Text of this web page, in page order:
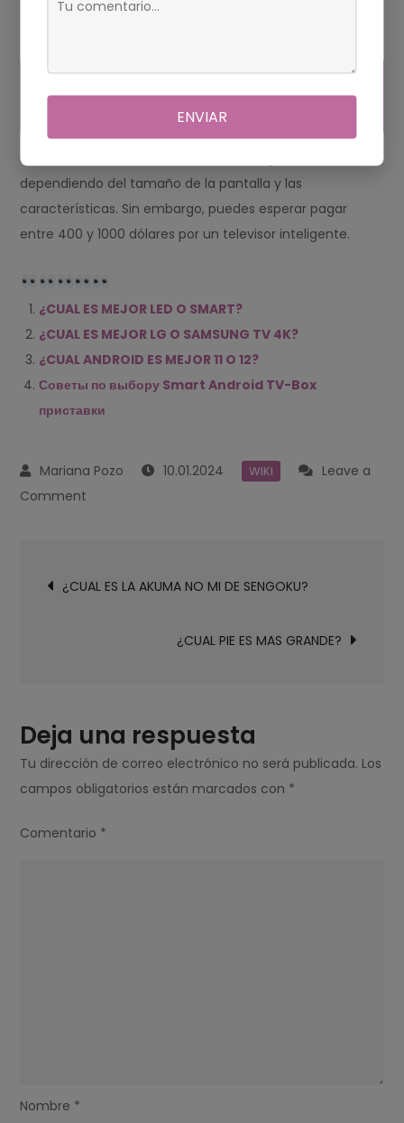
El precio promedio de un televisor inteligente varía
dependiendo del tamaño de la pantalla y las
características. Sin embargo, puedes esperar pagar
entre 400 y 1000 dólares por un televisor inteligente.
¿CUAL ES MEJOR LED O SMART?
¿CUAL ES MEJOR LG O SAMSUNG TV 4K?
¿CUAL ANDROID ES MEJOR 11 O 12?
Советы по выбору Smart Android TV-Box
приставки
10.01.2024 WIKI
Leave a
Comment
MEJOR
de¿CUAL ES LA AKUMA NO MI DE SENGOKU?
¿CUAL PIE ES MAS GRANDE?
Deja una respuesta
Tu dirección de correo electrónico no será publicada. Los
campos obligatorios están marcados con *
Comentario *
Nombre *
ENVIAR